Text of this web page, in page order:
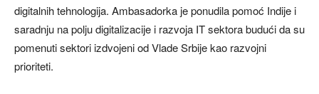
digitalnih tehnologija. Ambasadorka je ponudila pomoć Indije i
saradnju na polju digitalizacije i razvoja IT sektora budući da su
pomenuti sektori izdvojeni od Vlade Srbije kao razvojni
prioriteti.